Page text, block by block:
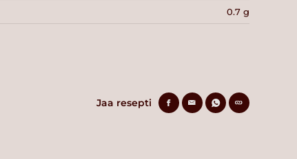
0.7 g
Jaa resepti